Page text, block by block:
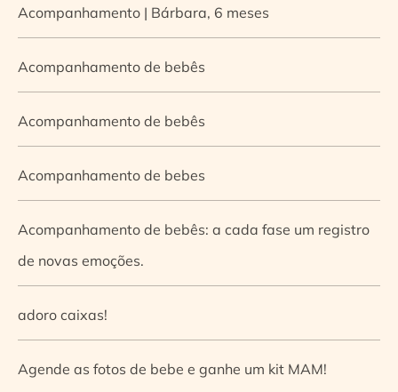
Acompanhamento | Bárbara, 6 meses
Acompanhamento de bebês
Acompanhamento de bebês
Acompanhamento de bebes
Acompanhamento de bebês: a cada fase um registro
de novas emoções.
adoro caixas!
Agende as fotos de bebe e ganhe um kit MAM!